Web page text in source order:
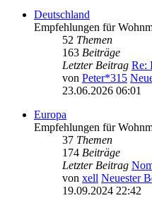
Deutschland
Empfehlungen für
52 Themen
163 Beiträge
Letzter Beitrag Re:
von Peter*315
23.06.2026 06:01
Europa
Empfehlungen für
37 Themen
174 Beiträge
Letzter Beitrag
von xell Neuester
19.09.2024 22:42